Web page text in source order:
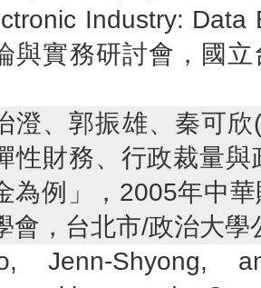
Industry: Data
與實務研討會，國
澄、郭振雄、秦可
性財務、行政裁量
為例」，2005年中
會，台北市/政治大
Jenn-Shyong,